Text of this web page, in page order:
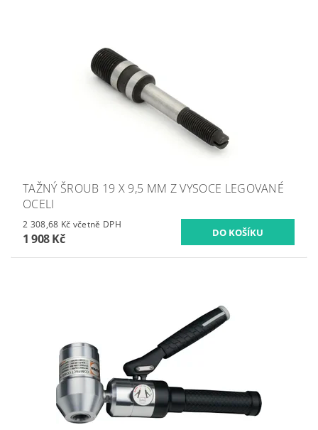
TAŽNÝ ŠROUB 19 X 9,5 MM Z VYSOCE LEGOVANÉ
OCELI
2 308,68 Kč včetně DPH
1 908 Kč